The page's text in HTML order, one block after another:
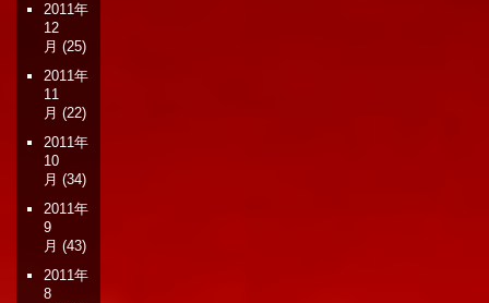
2011年
12
月 (25)
2011年
11
月 (22)
2011年
10
月 (34)
2011年
9
月 (43)
2011年
8